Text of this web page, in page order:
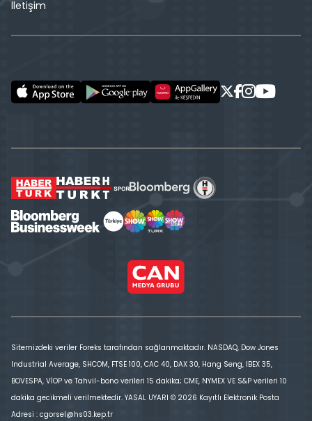
İletişim
Sitemizdeki veriler Foreks tarafından sağlanmaktadır. NASDAQ, Dow Jones
Industrial Average, SHCOM, FTSE 100, CAC 40, DAX 30, Hang Seng, IBEX 35,
BOVESPA, VİOP ve Tahvil-bono verileri 15 dakika; CME, NYMEX VE S&P verileri 10
dakika gecikmeli verilmektedir. YASAL UYARI © 2026 Kayıtlı Elektronik Posta
Adresi : cgorsel@hs03.kep.tr